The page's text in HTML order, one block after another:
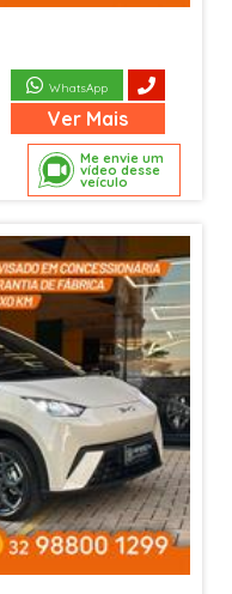
Me envie um
vídeo desse
veículo
WhatsApp
Ver Mais